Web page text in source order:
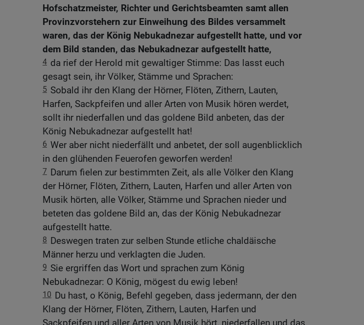
Hofschatzmeister, Richter und Gerichtsbeamten samt allen
Provinzvorstehern zur Einweihung des Bildes versammelt
waren, das der König Nebukadnezar aufgestellt hatte, und vor
dem Bild standen, das Nebukadnezar aufgestellt hatte,
4 da rief der Herold mit gewaltiger Stimme: Das lasst euch
gesagt sein, ihr Völker, Stämme und Sprachen:
5 Sobald ihr den Klang der Hörner, Flöten, Zithern, Lauten,
Harfen, Sackpfeifen und aller Arten von Musik hören werdet,
sollt ihr niederfallen und das goldene Bild anbeten, das der
König Nebukadnezar aufgestellt hat!
6 Wer aber nicht niederfällt und anbetet, der soll augenblicklich
in den glühenden Feuerofen geworfen werden!
7 Darum fielen zur bestimmten Zeit, als alle Völker den Klang
der Hörner, Flöten, Zithern, Lauten, Harfen und aller Arten von
Musik hörten, alle Völker, Stämme und Sprachen nieder und
beteten das goldene Bild an, das der König Nebukadnezar
aufgestellt hatte.
8 Deswegen traten zur selben Stunde etliche chaldäische
Männer herzu und verklagten die Juden.
9 Sie ergriffen das Wort und sprachen zum König
Nebukadnezar: O König, mögest du ewig leben!
10 Du hast, o König, Befehl gegeben, dass jedermann, der den
Klang der Hörner, Flöten, Zithern, Lauten, Harfen und